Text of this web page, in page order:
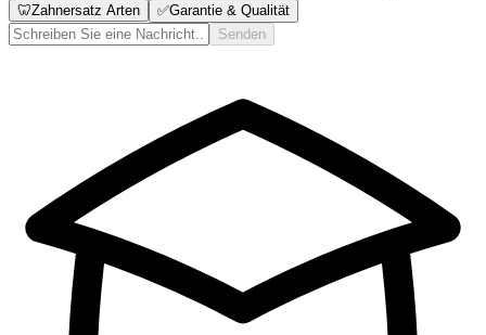
🦷Zahnersatz Arten ✅Garantie & Qualität
Senden